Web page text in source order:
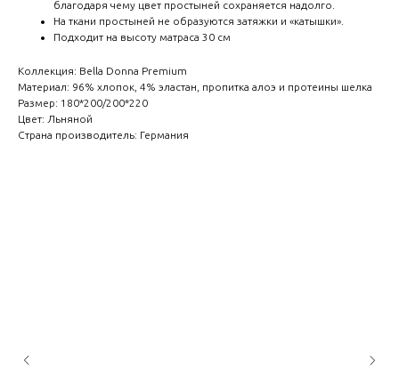
благодаря чему цвет простыней сохраняется надолго.
На ткани простыней не образуются затяжки и «катышки».
Подходит на высоту матраса 30 см
Коллекция: Bella Donna Premium
Материал: 96% хлопок, 4% эластан, пропитка алоэ и протеины шелка
Размер: 180*200/200*220
Цвет: Льняной
Страна производитель: Германия